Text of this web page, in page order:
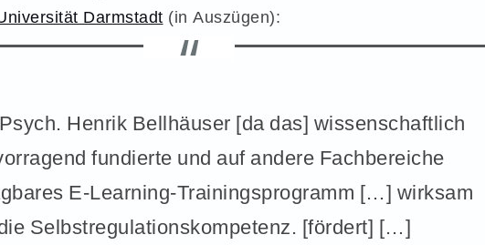
Darmstadt (in Auszügen):
Henrik Bellhäuser [da das] wissenschaftlich
fundierte und auf andere Fachbereiche
E-Learning-Trainingsprogramm […] wirksam
Selbstregulationskompetenz. [fördert] […]